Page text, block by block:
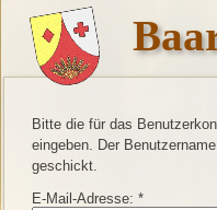
Bitte die für das
eingeben. Der
geschickt.
E-Mail-Adresse: *